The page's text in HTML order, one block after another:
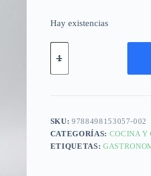
Hay existencias
SKU:9788498153057-002
CATEGORÍAS: COCINA Y
ETIQUETAS: